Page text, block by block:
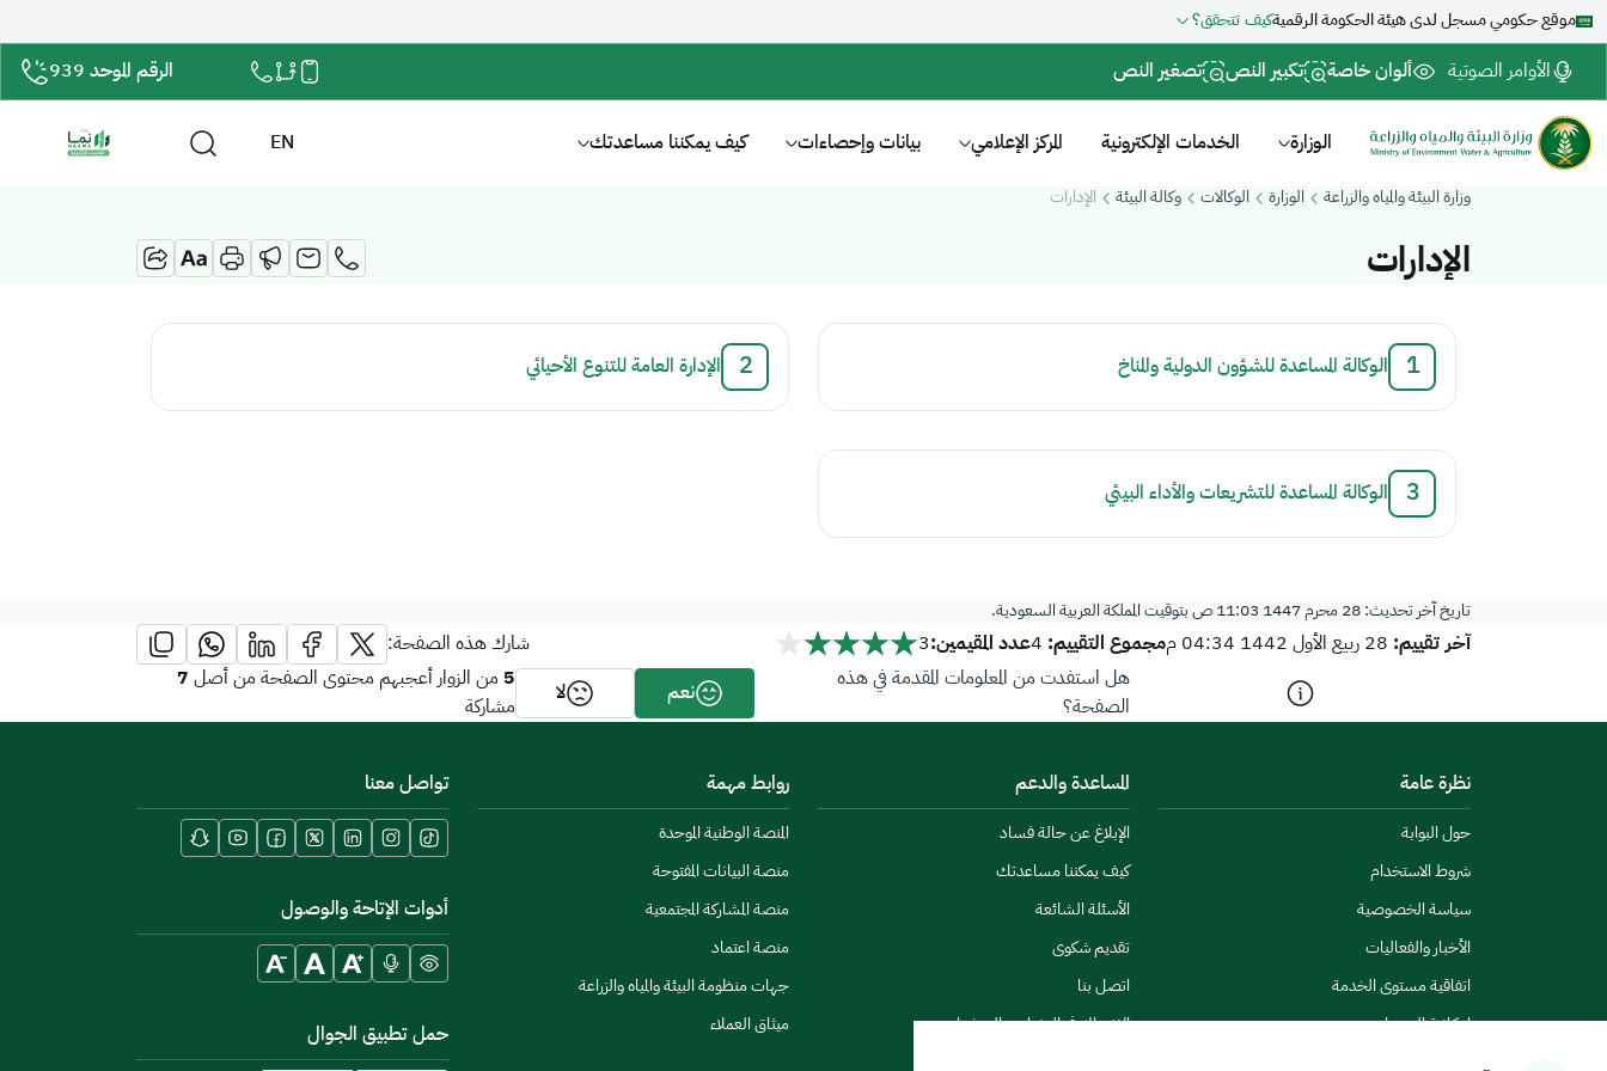
موقع حكومي مسجل لدى هيئة الحكومة الرقميةكيف تتحقق؟
الأوامر الصوتية ألوان خاصة تكبير النص تصغير النص الرقم الموحد 939
الوزارة الخدمات الإلكترونية المركز الإعلامي بيانات وإحصاءات كيف يمكننا مساعدتك EN
وزارة البيئة والمياه والزراعة الوزارة الوكالات وكالة البيئة الإدارات
الإدارات
الوكالة المساعدة للشؤون الدولية والمناخ الإدارة العامة للتنوع الأحيائي
الوكالة المساعدة للتشريعات والأداء البيئي
تاريخ آخر تحديث:28 محرم 1447 11:03 ص بتوقيت المملكة العربية السعودية.
آخر تقييم: 28 ربيع الأول 1442 04:34 م مجموع التقييم: 4عدد المقيمين:3
شارك هذه الصفحة:
هل استفدت من المعلومات المقدمة في هذه
الصفحة؟
نعم لا 5 من الزوار أعجبهم محتوى الصفحة من أصل7
مشاركة
نظرة عامة
حول البوابة
شروط الاستخدام
سياسة الخصوصية
الأخبار والفعاليات
اتفاقية مستوى الخدمة
إمكانية الوصول
المساعدة والدعم
الإبلاغ عن حالة فساد
كيف يمكننا مساعدتك
الأسئلة الشائعة
تقديم شكوى
اتصل بنا
الاشتراك في النشرات والتحذيرات
روابط مهمة
المنصة الوطنية الموحدة
منصة البيانات المفتوحة
منصة المشاركة المجتمعية
منصة اعتماد
جهات منظومة البيئة والمياه والزراعة
ميثاق العملاء
تواصل معنا
أدوات الإتاحة والوصول
حمل تطبيق الجوال